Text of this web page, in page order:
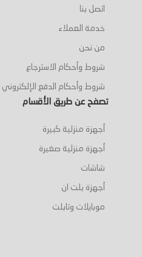
اتصل بنا
خدمة العملاء
من نحن
شروط وأحكام الاسترجاع
شروط وأحكام الدفع الإلكتروني
تصفح عن طريق الأقسام
أجهزة منزلية كبيرة
أجهزة منزلية صغيرة
شاشات
أجهزة بلت ان
موبايلات وتابلت